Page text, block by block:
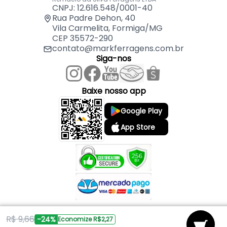
R$ 9,66 -24% Economize R$2,27
CNPJ: 12.616.548/0001-40
Rua Padre Dehon, 40
Vila Carmelita, Formiga/MG
CEP 35572-290
contato@markferragens.com.br
Siga-nos
Baixe nosso app
Google Play
App Store
Copyright © 2026 Mark Ferragens. Todos os direitos reservados.